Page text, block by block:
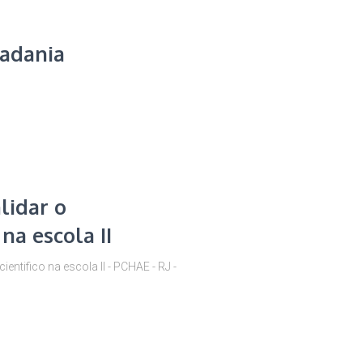
o
escola II
na escola II - PCHAE - RJ -